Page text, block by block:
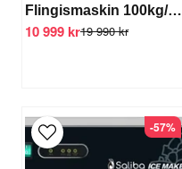
Flingismaskin 100kg/24tim GTS-IMS-100
19 990 kr
10 999 kr
-57%